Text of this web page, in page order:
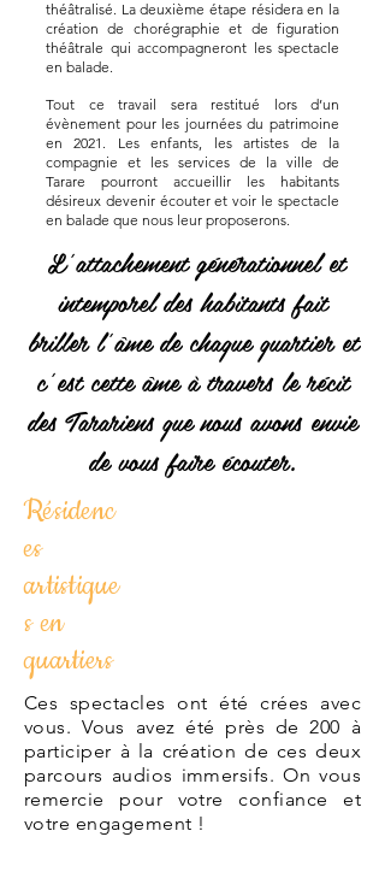
théâtralisé. La deuxième étape résidera en la
création de chorégraphie et de figuration
théâtrale qui accompagneront les spectacle
en balade.
Tout ce travail sera restitué lors d’un
évènement pour les journées du patrimoine
en 2021. Les enfants, les artistes de la
compagnie et les services de la ville de
Tarare pourront accueillir les habitants
désireux devenir écouter et voir le spectacle
en balade que nous leur proposerons.
L’attachement générationnel et
intemporel des habitants fait
briller l’âme de chaque quartier et
c’est cette âme à travers le récit
des Tarariens que nous avons envie
de vous faire écouter.
Résidenc
es
artistique
s en
quartiers
Ces spectacles ont été crées avec
vous. Vous avez été près de 200 à
participer à la création de ces deux
parcours audios immersifs. On vous
remercie pour votre confiance et
votre engagement !